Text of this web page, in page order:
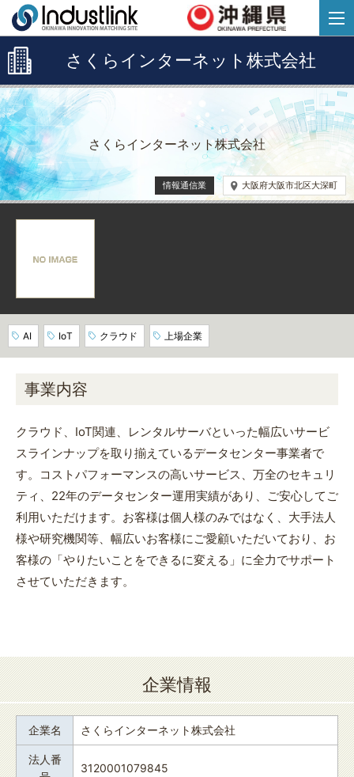
さくらインターネット株式会社
さくらインターネット株式会社
情報通信業 大阪府大阪市北区大深町
AI IoT クラウド 上場企業
事業内容
クラウド、IoT関連、レンタルサーバといった幅広いサービ
スラインナップを取り揃えているデータセンター事業者で
す。コストパフォーマンスの高いサービス、万全のセキュリ
ティ、22年のデータセンター運用実績があり、ご安心してご
利用いただけます。お客様は個人様のみではなく、大手法人
様や研究機関等、幅広いお客様にご愛顧いただいており、お
客様の「やりたいことをできるに変える」に全力でサポート
させていただきます。
企業情報
企業名 さくらインターネット株式会社
法人番
3120001079845